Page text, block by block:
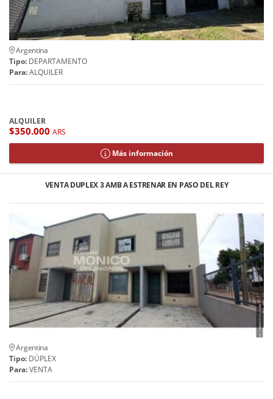
Argentina
Tipo: DEPARTAMENTO
Para:ALQUILER
ALQUILER
$350.000 ARS
Más información
VENTA DUPLEX 3 AMB A ESTRENAR EN PASO DEL REY
Argentina
Tipo: DÚPLEX
Para:VENTA